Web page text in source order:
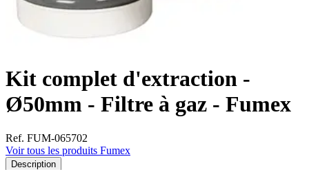
Kit complet d'extraction -
Ø50mm - Filtre à gaz - Fumex
Ref. FUM-065702
Voir tous les produits Fumex
Description